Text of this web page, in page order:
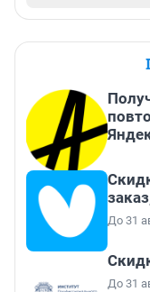
До 31
До 31